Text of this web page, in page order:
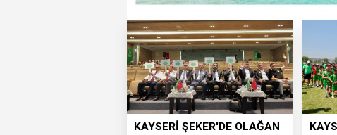
KAYSERİ ŞEKER'DE OLAĞAN